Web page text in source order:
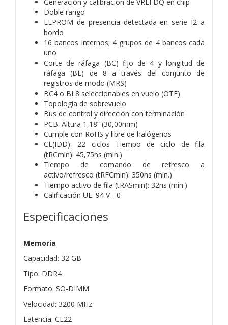
Doble rango
EEPROM de presencia detectada en serie I2 a
bordo
16 bancos internos; 4 grupos de 4 bancos cada
uno
Corte de ráfaga (BC) fijo de 4 y longitud de
ráfaga (BL) de 8 a través del conjunto de
registros de modo (MRS)
BC4 o BL8 seleccionables en vuelo (OTF)
Topología de sobrevuelo
Bus de control y dirección con terminación
PCB: Altura 1,18” (30,00mm)
Cumple con RoHS y libre de halógenos
CL(IDD): 22 ciclos Tiempo de ciclo de fila
(tRCmin): 45,75ns (mín.)
Tiempo de comando de refresco a
activo/refresco (tRFCmin): 350ns (mín.)
Tiempo activo de fila (tRASmin): 32ns (mín.)
Calificación UL: 94 V - 0
Especificaciones
Memoria
Capacidad: 32 GB
Tipo: DDR4
Formato: SO-DIMM
Velocidad: 3200 MHz
Latencia: CL22